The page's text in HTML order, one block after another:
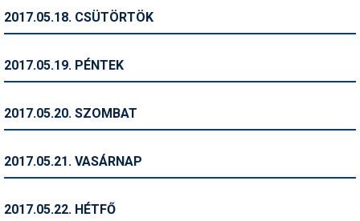
Snowboard
Szakértők
2017.05.18. CSÜTÖRTÖK
2017.05.19. PÉNTEK
2017.05.20. SZOMBAT
2017.05.21. VASÁRNAP
2017.05.22. HÉTFŐ